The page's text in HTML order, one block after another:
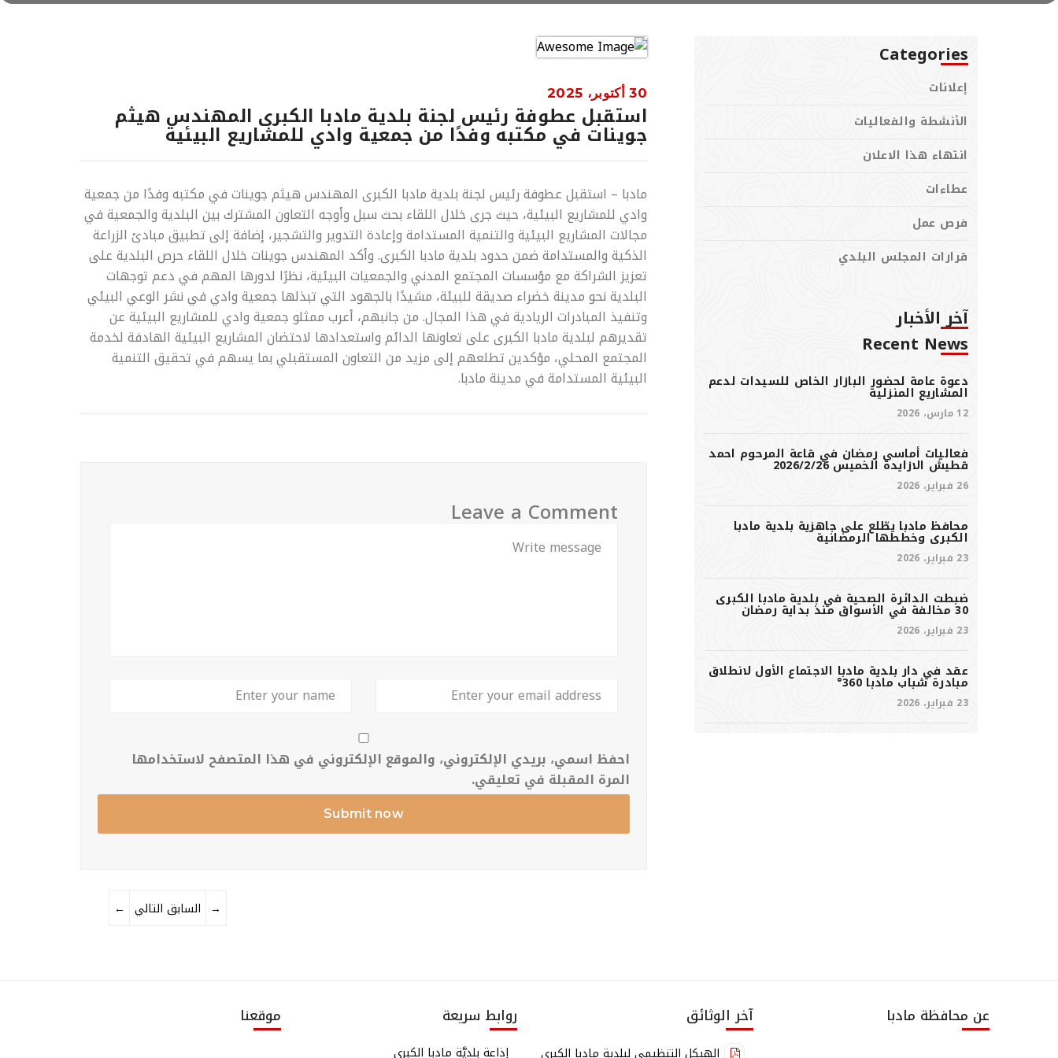
30 أكتوبر، 2025
استقبل عطوفة رئيس لجنة بلدية مادبا الكبرى المهندس هيثم
جوينات في مكتبه وفدًا من جمعية وادي للمشاريع البيئية
مادبا – استقبل عطوفة رئيس لجنة بلدية مادبا الكبرى المهندس هيثم جوينات في مكتبه وفدًا من جمعية
وادي للمشاريع البيئية، حيث جرى خلال اللقاء بحث سبل وأوجه التعاون المشترك بين البلدية والجمعية في
مجالات المشاريع البيئية والتنمية المستدامة وإعادة التدوير والتشجير، إضافة إلى تطبيق مبادئ الزراعة
الذكية والمستدامة ضمن حدود بلدية مادبا الكبرى. وأكد المهندس جوينات خلال اللقاء حرص البلدية على
تعزيز الشراكة مع مؤسسات المجتمع المدني والجمعيات البيئية، نظرًا لدورها المهم في دعم توجهات
البلدية نحو مدينة خضراء صديقة للبيئة، مشيدًا بالجهود التي تبذلها جمعية وادي في نشر الوعي البيئي
وتنفيذ المبادرات الريادية في هذا المجال. من جانبهم، أعرب ممثلو جمعية وادي للمشاريع البيئية عن
تقديرهم لبلدية مادبا الكبرى على تعاونها الدائم واستعدادها لاحتضان المشاريع البيئية الهادفة لخدمة
المجتمع المحلي، مؤكدين تطلعهم إلى مزيد من التعاون المستقبلي بما يسهم في تحقيق التنمية
البيئية المستدامة في مدينة مادبا.
Leave a Comment
احفظ اسمي، بريدي الإلكتروني، والموقع الإلكتروني في هذا المتصفح لاستخدامها
المرة المقبلة في تعليقي.
← السابق →
Categories
إعلانات
الأنشطة والفعاليات
انتهاء هذا الاعلان
عطاءات
فرص عمل
قرارات المجلس البلدي
آخر الأخبار
Recent News
دعوة عامة لحضور البازار الخاص للسيدات لدعم
المشاريع المنزلية
12 مارس، 2026
فعاليات أماسي رمضان في قاعة المرحوم احمد
قطيش الازايدة الخميس 2026/2/26
26 فبراير، 2026
محافظ مادبا يطّلع على جاهزية بلدية مادبا
الكبرى وخططها الرمضانية
23 فبراير، 2026
ضبطت الدائرة الصحية في بلدية مادبا الكبرى
30 مخالفة في الأسواق منذ بداية رمضان
23 فبراير، 2026
عقد في دار بلدية مادبا الاجتماع الأول لانطلاق
مبادرة شباب مادبا 360°
23 فبراير، 2026
عن محافظة مادبا آخر الوثائق
الهيكل التنظيمي لبلدية مادبا الكبرى
روابط سريعة
إذاعة بلديَّة مادبا الكبرى
موقعنا